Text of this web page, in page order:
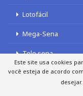
Lotofácil
Mega-Sena
Tele sena
Este site usa cookies
você esteja de acordo
desejar.